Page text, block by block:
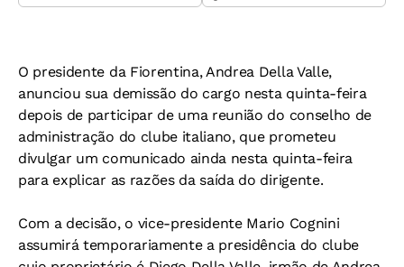
O presidente da Fiorentina, Andrea Della Valle,
anunciou sua demissão do cargo nesta quinta-feira
depois de participar de uma reunião do conselho de
administração do clube italiano, que prometeu
divulgar um comunicado ainda nesta quinta-feira
para explicar as razões da saída do dirigente.
Com a decisão, o vice-presidente Mario Cognini
assumirá temporariamente a presidência do clube